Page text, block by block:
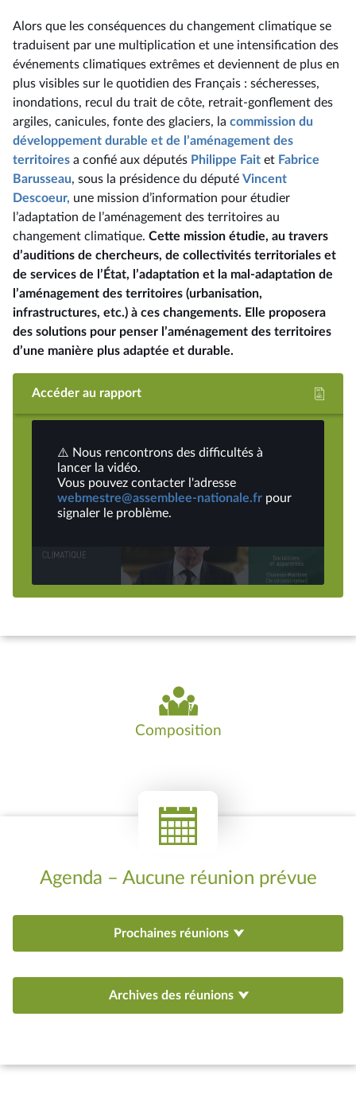
Alors que les conséquences du changement climatique se
traduisent par une multiplication et une intensification des
événements climatiques extrêmes et deviennent de plus en
plus visibles sur le quotidien des Français : sécheresses,
inondations, recul du trait de côte, retrait-gonflement des
argiles, canicules, fonte des glaciers, la commission du
développement durable et de l’aménagement des
territoires a confié aux députés Philippe Fait et Fabrice
Barusseau, sous la présidence du député Vincent
Descoeur, une mission d’information pour étudier
l’adaptation de l’aménagement des territoires au
changement climatique. Cette mission étudie, au travers
d’auditions de chercheurs, de collectivités territoriales et
de services de l’État, l’adaptation et la mal-adaptation de
l’aménagement des territoires (urbanisation,
infrastructures, etc.) à ces changements. Elle proposera
des solutions pour penser l’aménagement des territoires
d’une manière plus adaptée et durable.
Accéder au rapport
la
⚠️ Nous rencontrons des difficultés à
lancer la vidéo.
Vous pouvez contacter l'adresse
webmestre@assemblee-nationale.fr pour
signaler le problème.
Composition
Agenda – Aucune réunion prévue
Prochaines réunions
Archives des réunions